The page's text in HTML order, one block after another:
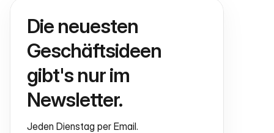
Die neuesten
Geschäftsideen
gibt's nur im
Newsletter.
Jeden Dienstag per Email.